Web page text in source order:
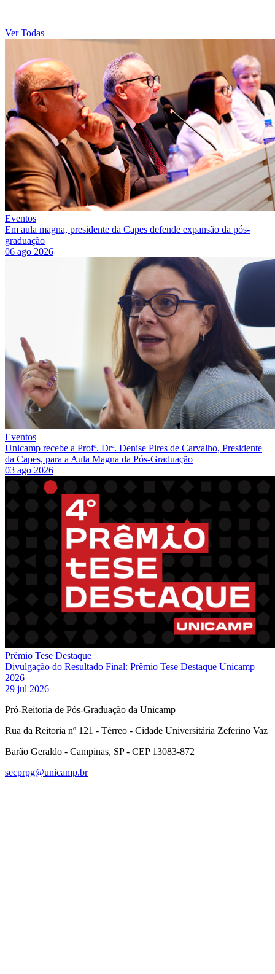
Ver Todas
Eventos
Em aula magna, presidente da Capes defende expansão da pós-
graduação
06 ago 2026
Eventos
Unicamp recebe a Profª. Drª. Denise Pires de Carvalho, Presidente
da Capes, para a Aula Magna da Pós-Graduação
03 ago 2026
Prêmio Tese Destaque
Divulgação do Resultado Final: Prêmio Tese Destaque Unicamp
2026
29 jul 2026
Pró-Reitoria de Pós-Graduação da Unicamp
Rua da Reitoria nº 121 - Térreo - Cidade Universitária Zeferino Vaz
Barão Geraldo - Campinas, SP - CEP 13083-872
secprpg@unicamp.br